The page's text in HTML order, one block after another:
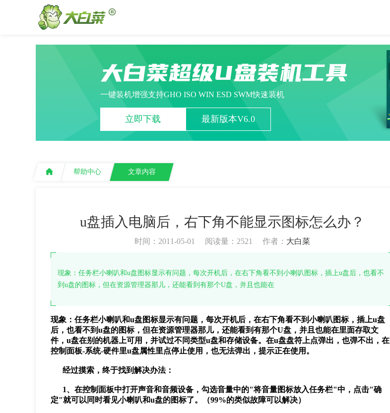
大白菜超级U盘装机工具
一键装机增强支持GHO ISO WIN ESD SWM快速装机
立即下载 最新版本V6.0
帮助中心 文章内容
u盘插入电脑后，右下角不能显示图标怎么办？
时间：2011-05-01 阅读量： 2521 作者： 大白菜
现象：任务栏小喇叭和u盘图标显示有问题，每次开机后，在右下角看不到小喇叭图标，插上u盘后，也看不
到u盘的图标，但在资源管理器那儿，还能看到有那个U盘，并且也能在
现象：任务栏小喇叭和u盘图标显示有问题，每次开机后，在右下角看不到小喇叭图标，插上u盘
后，也看不到u盘的图标，但在资源管理器那儿，还能看到有那个U盘，并且也能在里面存取文
件，u盘在别的机器上可用，并试过不同类型u盘和存储设备。在u盘盘符上点弹出，也弹不出，在
控制面板-系统-硬件里u盘属性里点停止使用，也无法弹出，提示正在使用。
经过摸索，终于找到解决办法：
1、在控制面板中打开声音和音频设备，勾选音量中的"将音量图标放入任务栏"中，点击"确
定"就可以同时看见小喇叭和u盘的图标了。（99%的类似故障可以解决）